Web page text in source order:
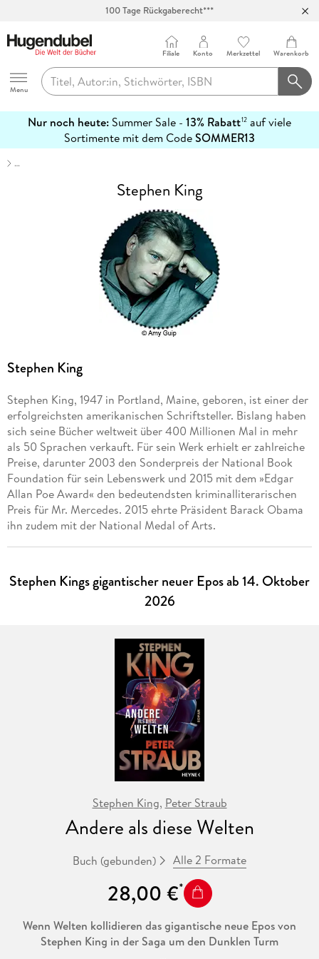
Abholung in über 100 Filialen
Hugendubel
Menu
Filiale Konto Merkzettel Warenkorb
Nur noch heute: Summer Sale - 13% Rabatt12 auf viele
Sortimente mit dem CodeSOMMER13
erfahren
…
Stephen King
Stephen King
Stephen King, 1947 in Portland, Maine, geboren, ist einer der
erfolgreichsten amerikanischen Schriftsteller. Bislang haben
sich seine Bücher weltweit über 400 Millionen Mal in mehr
als 50 Sprachen verkauft. Für sein Werk erhielt er zahlreiche
Preise, darunter 2003 den Sonderpreis der National Book
Foundation für sein Lebenswerk und 2015 mit dem »Edgar
Allan Poe Award« den bedeutendsten kriminalliterarischen
Preis für Mr. Mercedes. 2015 ehrte Präsident Barack Obama
ihn zudem mit der National Medal of Arts.
Stephen Kings gigantischer neuer Epos ab 14. Oktober
2026
Stephen King, Peter Straub
Andere als diese Welten
Buch (gebunden) Alle 2 Formate
28,00 €
Wenn Welten kollidieren das gigantische neue Epos von
Stephen King in der Saga um den Dunklen Turm